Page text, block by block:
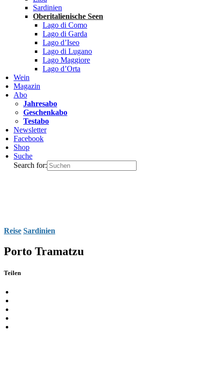
Sardinien
Oberitalienische Seen
Lago di Como
Lago di Garda
Lago d’Iseo
Lago di Lugano
Lago Maggiore
Lago d’Orta
Wein
Magazin
Abo
Jahresabo
Geschenkabo
Testabo
Newsletter
Facebook
Shop
Suche
Search for:
Reise Sardinien
Porto Tramatzu
Teilen